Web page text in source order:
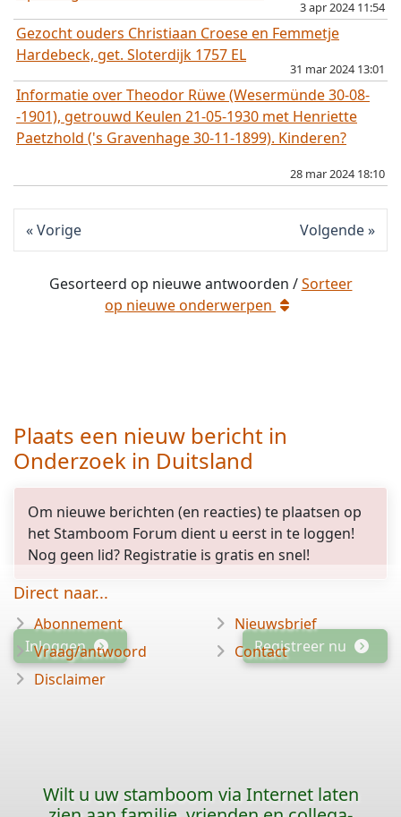
opgelost
opgelost
opgelost
3 apr 2024 11:54
Gezocht ouders Christiaan Croese en Femmetje
Hardebeck, get. Sloterdijk 1757 EL
31 mar 2024 13:01
Informatie over Theodor Rüwe (Wesermünde 30-08-
-1901), getrouwd Keulen 21-05-1930 met Henriette
Paetzhold ('s Gravenhage 30-11-1899). Kinderen?
28 mar 2024 18:10
Vorige Volgende
Gesorteerd op nieuweantwoorden /Sorteer
op nieuweonderwerpen
Plaats een nieuw bericht in
Onderzoek in Duitsland
Om nieuwe berichten (en reacties) te plaatsen op
het Stamboom Forum dient u eerst in te loggen!
Nog geen lid? Registratie is gratis en snel!
Registreer nu
Inloggen
Direct naar...
Abonnement
Vraag/antwoord
Disclaimer
Nieuwsbrief
Contact
Wilt u uw stamboom via Internet laten